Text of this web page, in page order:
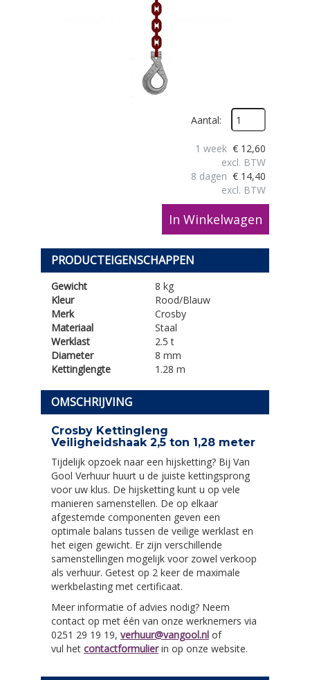
Aantal:
8 dagen € 14,40
excl. BTW
1 week € 12,60
excl. BTW
In Winkelwagen
PRODUCTEIGENSCHAPPEN
Gewicht
8 kg
Kleur
Rood/Blauw
Merk
Crosby
Materiaal
Staal
Werklast
2.5 t
Diameter
8 mm
Kettinglengte
1.28 m
OMSCHRIJVING
Crosby Kettingleng
Veiligheidshaak 2,5 ton 1,28 meter
Tijdelijk opzoek naar een hijsketting? Bij Van
Gool Verhuur huurt u de juiste kettingsprong
voor uw klus. De hijsketting kunt u op vele
manieren samenstellen. De op elkaar
afgestemde componenten geven een
optimale balans tussen de veilige werklast en
het eigen gewicht. Er zijn verschillende
samenstellingen mogelijk voor zowel verkoop
als verhuur. Getest op 2 keer de maximale
werkbelasting met certificaat.
Meer informatie of advies nodig? Neem
contact op met één van onze werknemers via
0251 29 19 19, verhuur@vangool.nl of
vul het contactformulierin op onze website.